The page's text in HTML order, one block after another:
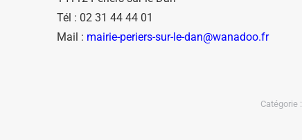
Tél : 02 31 44 44 01
Mail : mairie-periers-sur-le-dan@wanadoo.fr
Catégorie :